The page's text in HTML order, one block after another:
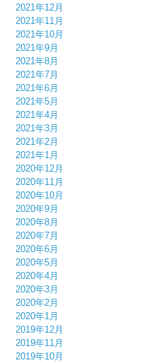
2021年12月
2021年11月
2021年10月
2021年9月
2021年8月
2021年7月
2021年6月
2021年5月
2021年4月
2021年3月
2021年2月
2021年1月
2020年12月
2020年11月
2020年10月
2020年9月
2020年8月
2020年7月
2020年6月
2020年5月
2020年4月
2020年3月
2020年2月
2020年1月
2019年12月
2019年11月
2019年10月